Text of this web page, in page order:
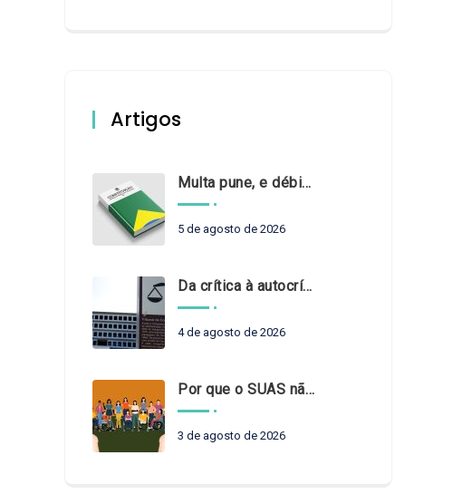
Artigos
Multa pune, e débito recompõe. § 3º do art. 71 da Constituição: um problema de legística formal
5 de agosto de 2026
Da crítica à autocrítica: Tribunais de Contas sob um novo olhar?
4 de agosto de 2026
Por que o SUAS não pode esperar?
3 de agosto de 2026